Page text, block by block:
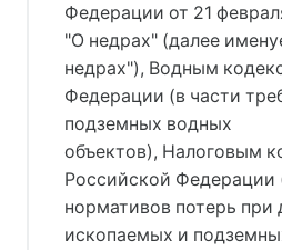
Федерации от 21
"О недрах" (далее
недрах"), Водным
Федерации (в части
подземных водных
объектов), Налоговым
Российской Федерации
нормативов потерь при
ископаемых и